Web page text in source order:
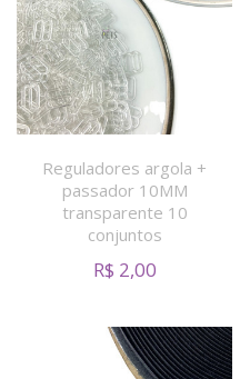
Reguladores argola +
passador 10MM
transparente 10
conjuntos
R$ 2,00